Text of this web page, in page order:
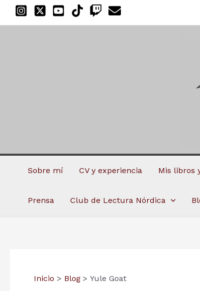
Sobre mí CV y experiencia Mis libros
Prensa Club de Lectura Nórdica
Inicio Blog Yule Goat